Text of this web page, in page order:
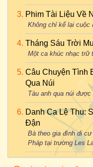
Phim Tài Liệu Về
Không chỉ kể lại cuộc
Tháng Sáu Trời
Một ca khúc nhạc trữ
Câu Chuyện Tình
Qua Núi
Tàu anh qua núi
Danh Ca Lệ Thu:
Đận
Bà theo gia đình di
Pháp tại trường Les